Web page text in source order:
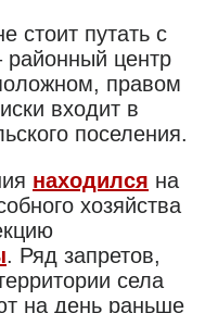
стоит путать с
центр
правом
входит в
поселения.
находился на
хозяйства
. Ряд запретов,
села
на день раньше